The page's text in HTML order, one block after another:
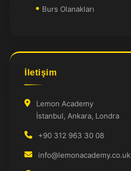
Burs Olanakları
İletişim
Lemon Academy
İstanbul, Ankara, Londra
+90 312 963 30 08
info@lemonacademy.co.uk